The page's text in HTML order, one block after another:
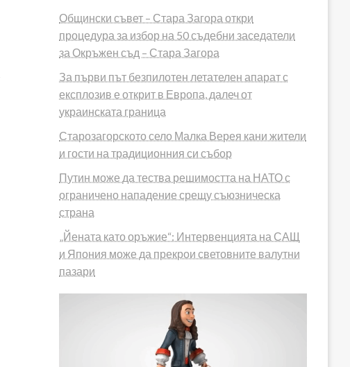
Общински съвет – Стара Загора откри
процедура за избор на 50 съдебни заседатели
за Окръжен съд – Стара Загора
За първи път безпилотен летателен апарат с
експлозив е открит в Европа, далеч от
украинската граница
Старозагорското село Малка Верея кани жители
и гости на традиционния си събор
Путин може да тества решимостта на НАТО с
ограничено нападение срещу съюзническа
страна
„Йената като оръжие“: Интервенцията на САЩ
и Япония може да прекрои световните валутни
пазари